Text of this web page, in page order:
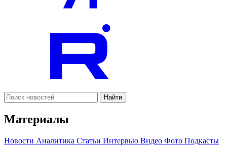
Найти
Материалы
Новости Аналитика Статьи Интервью Видео Фото Подкасты